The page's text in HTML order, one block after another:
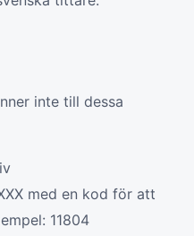
inte till dessa
med en kod för att
11804